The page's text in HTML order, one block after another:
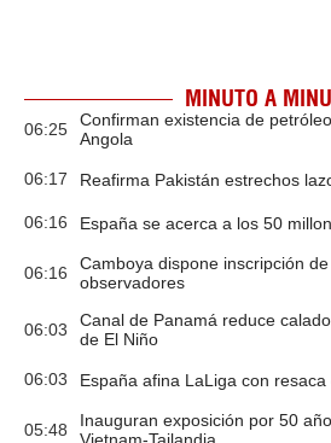
MINUTO A
06:25
Confirman existencia de
Angola
06:17 Reafirma Pakistán estrechos
06:16 España se acerca a los 50
06:16
Camboya dispone inscripción
observadores
06:03
Canal de Panamá reduce
de El Niño
06:03 España afina LaLiga con
05:48
Inauguran exposición por 50